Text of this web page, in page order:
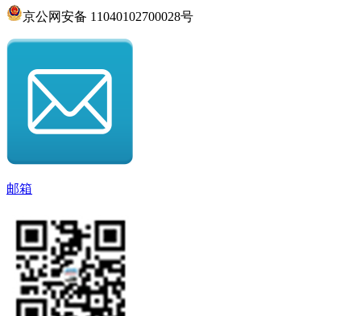
京公网安备 11040102700028号
邮箱